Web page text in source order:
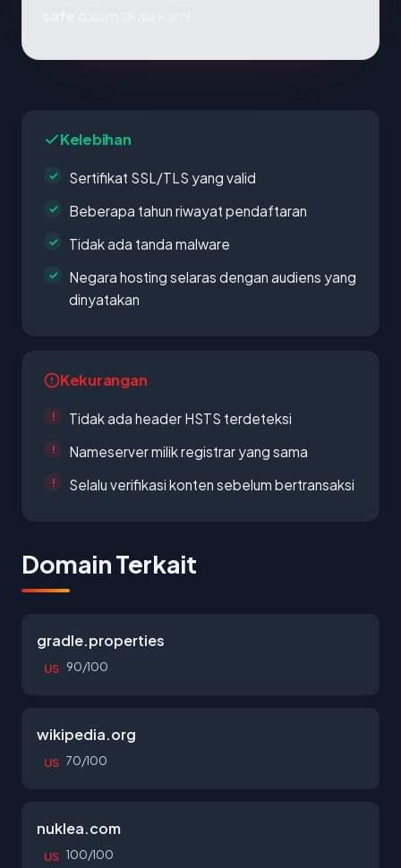
Kelebihan
Sertifikat SSL/TLS yang valid
Beberapa tahun riwayat pendaftaran
Tidak ada tanda malware
Negara hosting selaras dengan audiens yang
dinyatakan
Kekurangan
Tidak ada header HSTS terdeteksi
Nameserver milik registrar yang sama
Selalu verifikasi konten sebelum bertransaksi
Domain Terkait
gradle.properties
US 90/100
wikipedia.org
US 70/100
nuklea.com
US 100/100